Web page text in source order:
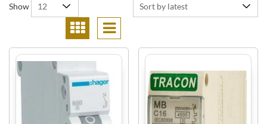
Show